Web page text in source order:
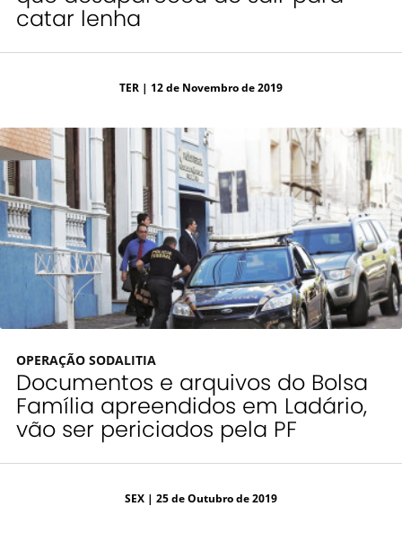
catar lenha
TER | 12 de Novembro de 2019
OPERAÇÃO SODALITIA
Documentos e arquivos do Bolsa
Família apreendidos em Ladário,
vão ser periciados pela PF
SEX | 25 de Outubro de 2019